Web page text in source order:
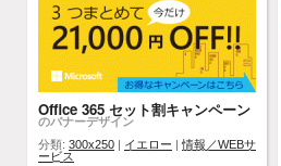
Office 365 セット割キャンペーン
のバナーデザイン
分類: 300x250 イエロー |情報／WEBサ
ービス